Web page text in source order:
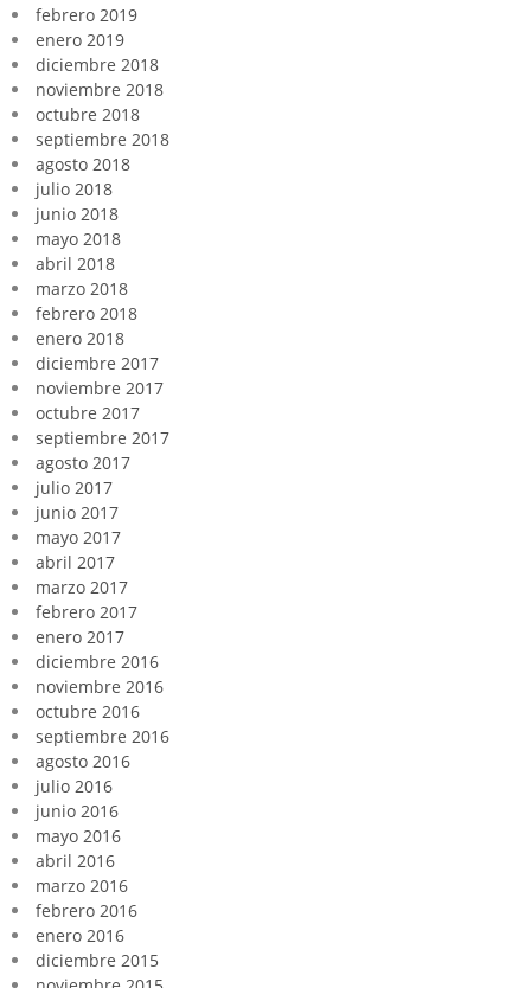
febrero 2019
enero 2019
diciembre 2018
noviembre 2018
octubre 2018
septiembre 2018
agosto 2018
julio 2018
junio 2018
mayo 2018
abril 2018
marzo 2018
febrero 2018
enero 2018
diciembre 2017
noviembre 2017
octubre 2017
septiembre 2017
agosto 2017
julio 2017
junio 2017
mayo 2017
abril 2017
marzo 2017
febrero 2017
enero 2017
diciembre 2016
noviembre 2016
octubre 2016
septiembre 2016
agosto 2016
julio 2016
junio 2016
mayo 2016
abril 2016
marzo 2016
febrero 2016
enero 2016
diciembre 2015